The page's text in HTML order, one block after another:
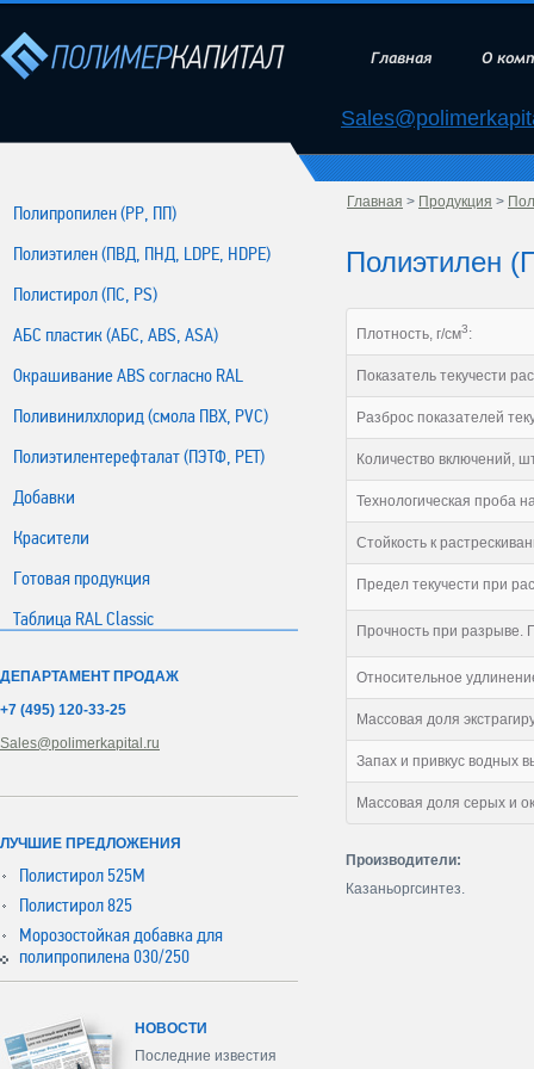
Главная О
Полипропилен (РР, ПП)
Полиэтилен (ПВД, ПНД, LDPE, HDPE)
Полистирол (ПС, PS)
АБС пластик (АБС, ABS, ASA)
Окрашивание ABS согласно RAL
Поливинилхлорид (смола ПВХ, PVC)
Полиэтилентерефталат (ПЭТФ, PET)
Добавки
Красители
Готовая продукция
Таблица RAL Classic
ДЕПАРТАМЕНТ ПРОДАЖ
+7 (495) 120-33-25
Sales@polimerkapital.ru
ЛУЧШИЕ ПРЕДЛОЖЕНИЯ
Полистирол 525М
Полистирол 825
Морозостойкая добавка для
полипропилена 030/250
НОВОСТИ
Последние известия
Главная > Продукция >
Полиэтилен
Плотность, г/см3:
Показатель текучести
Разброс показателей
Количество включений,
Технологическая проба
Стойкость к
Предел текучести при
Прочность при разрыве.
Относительное
Массовая доля
Запах и привкус водных
Массовая доля серых и
Производители:
Казаньоргсинтез.